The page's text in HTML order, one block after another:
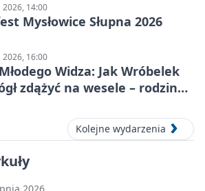
14:00
Mysłowice Słupna 2026
16:00
Widza: Jak Wróbelek
zdążyć na wesele – rodzinny
Kolejne wydarzenia